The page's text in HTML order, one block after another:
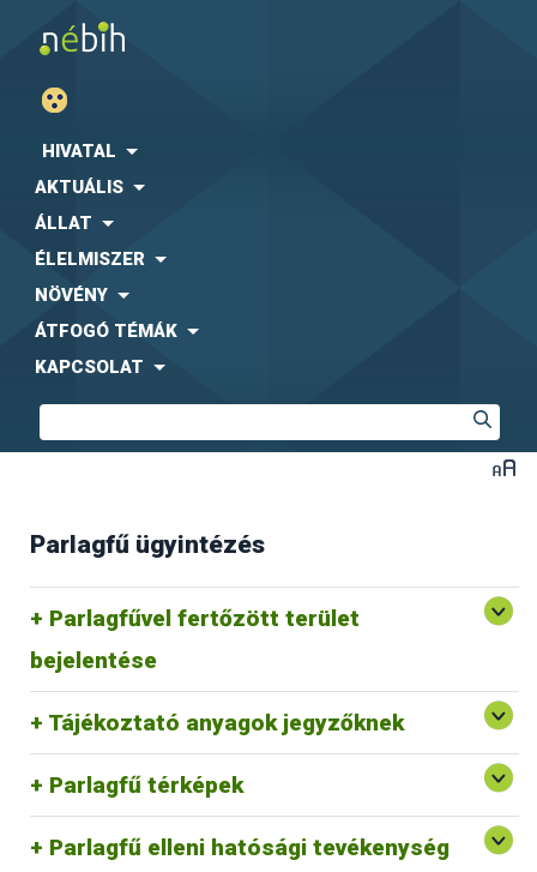
HIVATAL
AKTUÁLIS
ÁLLAT
ÉLELMISZER
NÖVÉNY
ÁTFOGÓ TÉMÁK
KAPCSOLAT
Parlagfű ügyintézés
Parlagfűvel fertőzött terület
bejelentése
Parlagfű Bejelentő Rendszer
Egyéb p arlagfű bejelentési lehetőségek
Tájékoztató anyagok jegyzőknek
Védekezés a parlagfű és az egyéb gyomnövények ellen
Parlagfű térképek
Parlagfű információs térkép
Parlagfű bejelentés térkép
Parlagfű elleni hatósági tevékenység
Parlagfű elleni hatósági tevékenység belterületen
Parlagfű elleni hatósági tevékenység külterületen